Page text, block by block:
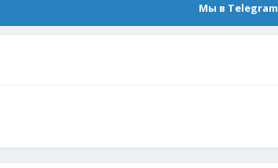
Мы в Telegram